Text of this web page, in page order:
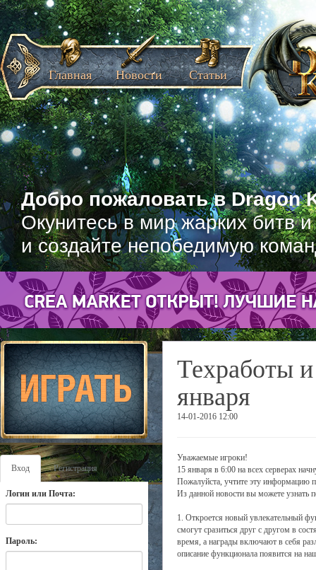
Добро пожаловать в Dragon
Окунитесь в мир жарких битв
и создайте непобедимую
Главная Новости Статьи
Вход Регистрация
Логин или Почта:
Пароль:
Техработы
января
14-01-2016 12:00
Уважаемые игроки!
15 января в 6:00 на всех серверах
Пожалуйста, учтите эту информацию
Из данной новости вы можете узнать
1. Откроется новый увлекательный
смогут сразиться друг с другом в
время, а награды включают в себя
описание функционала появится на